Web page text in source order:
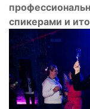
спикерами и